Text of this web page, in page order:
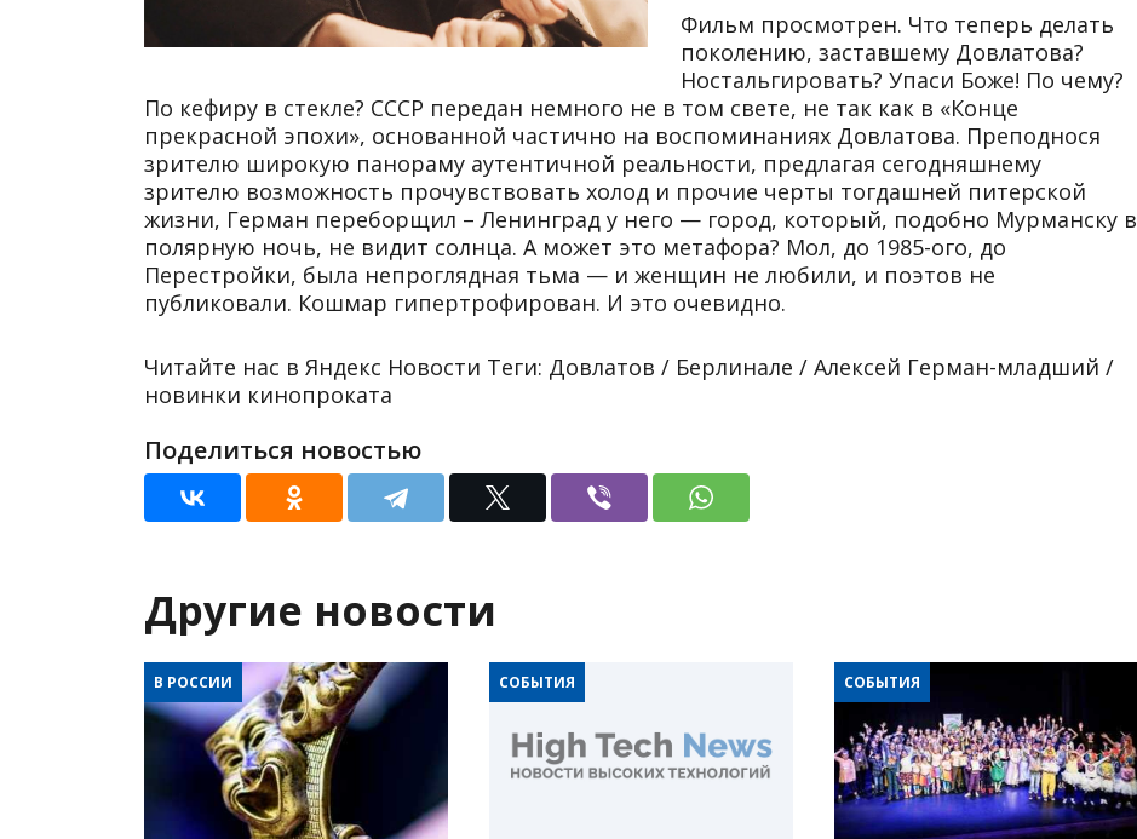
Фильм просмотрен. Что теперь делать
поколению, заставшему Довлатова?
Ностальгировать? Упаси Боже! По чему?
По кефиру в стекле? СССР передан немного не в том свете, не так как в «Конце
прекрасной эпохи», основанной частично на воспоминаниях Довлатова. Преподнося
зрителю широкую панораму аутентичной реальности, предлагая сегодняшнему
зрителю возможность прочувствовать холод и прочие черты тогдашней питерской
жизни, Герман переборщил – Ленинград у него — город, который, подобно Мурманску в
полярную ночь, не видит солнца. А может это метафора? Мол, до 1985-ого, до
Перестройки, была непроглядная тьма — и женщин не любили, и поэтов не
публиковали. Кошмар гипертрофирован. И это очевидно.
Читайте нас в Яндекс Новости Теги: Довлатов / Берлинале / Алексей Герман-младший /
новинки кинопроката
Поделиться новостью
Другие новости
В РОССИИ СОБЫТИЯ СОБЫТИЯ